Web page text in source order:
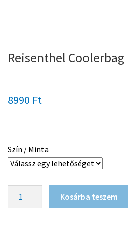
Reisenthel
8990 Ft
Szín / Minta
Kosárba teszem